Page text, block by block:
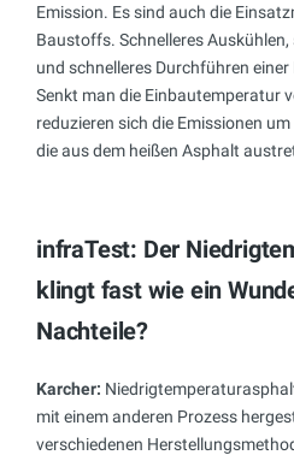
Emission. Es sind auch die
Baustoffs. Schnelleres
und schnelleres Durchführen
Senkt man die Einbautemperatur
reduzieren sich die Emissionen
die aus dem heißen Asphalt
infraTest: Der
klingt fast wie ein
Nachteile?
Karcher:
mit einem anderen Prozess
verschiedenen